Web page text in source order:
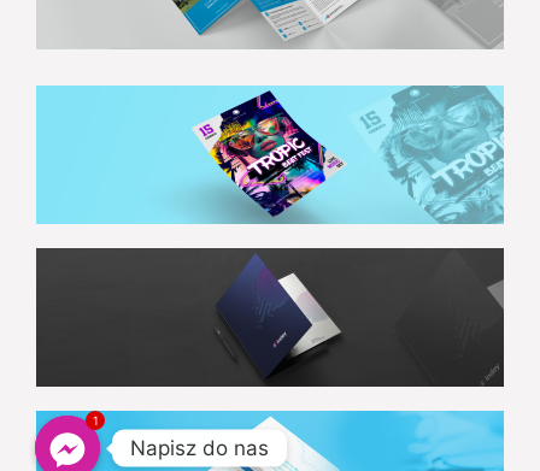
1
Napisz do nas